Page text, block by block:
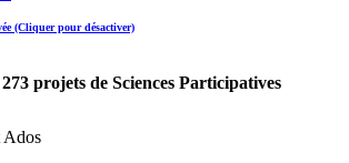
(Cliquer pour désactiver)
273 projets de Sciences Participatives
Ados